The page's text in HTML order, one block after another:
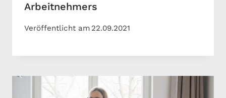
Arbeitnehmers
Veröffentlicht am 22.09.2021